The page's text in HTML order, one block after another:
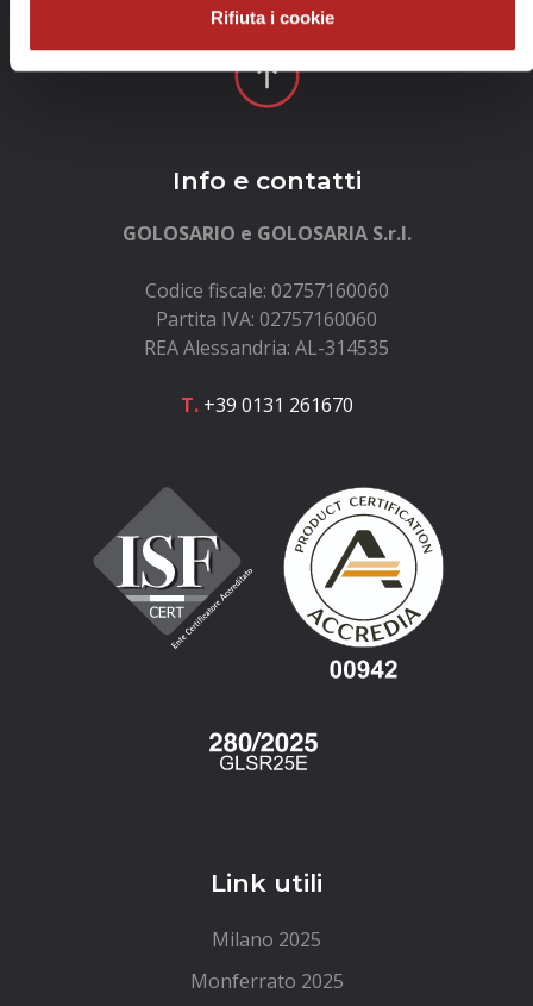
Rifiuta i cookie
Info e contatti
GOLOSARIO e GOLOSARIA S.r.l.
Codice fiscale: 02757160060
Partita IVA: 02757160060
REA Alessandria: AL-314535
T.+39 0131 261670
Link utili
Milano 2025
Monferrato 2025